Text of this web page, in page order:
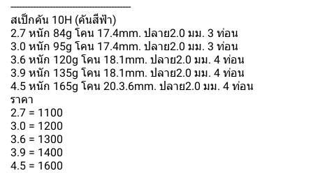
-------------------------------------------
สเป็กคัน 10H (คันสีฟ้า)
2.7 หนัก 84g โคน 17.4mm. ปลาย2.0 มม. 3 ท่อน
3.0 หนัก 95g โคน 17.4mm. ปลาย2.0 มม. 3 ท่อน
3.6 หนัก 120g โคน 18.1mm. ปลาย2.0 มม. 4 ท่อน
3.9 หนัก 135g โคน 18.1mm. ปลาย2.0 มม. 4 ท่อน
4.5 หนัก 165g โคน 20.3.6mm. ปลาย2.0 มม. 4 ท่อน
ราคา
2.7 = 1100
3.0 = 1200
3.6 = 1300
3.9 = 1400
4.5 = 1600